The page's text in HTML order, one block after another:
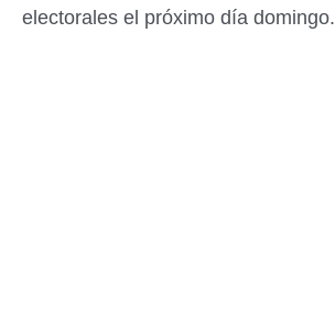
electorales el próximo día domingo.